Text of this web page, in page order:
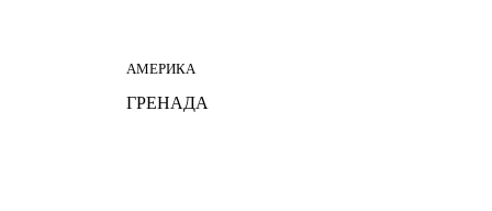
АМЕРИКА
ГРЕНАДА